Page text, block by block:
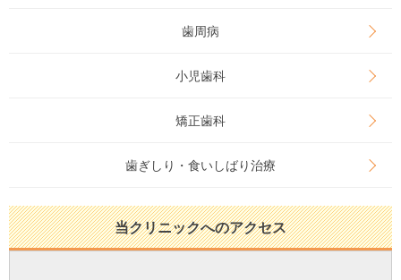
歯周病
小児歯科
矯正歯科
歯ぎしり・食いしばり治療
当クリニックへのアクセス